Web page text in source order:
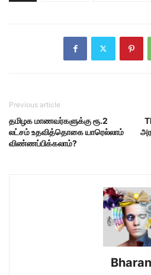
Previous article
தமிழக மாணவர்களுக்கு ரூ.2
லட்சம் உதவித்தொகை யாரெல்லாம்
விண்ணப்பிக்கலாம்?